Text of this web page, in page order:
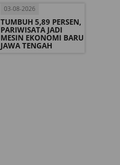
03-08-2026
TUMBUH 5,89 PERSEN,
PARIWISATA JADI
MESIN EKONOMI BARU
JAWA TENGAH